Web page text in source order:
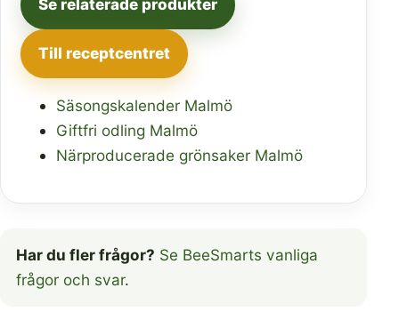
Se relaterade produkter
Till receptcentret
Säsongskalender Malmö
Giftfri odling Malmö
Närproducerade grönsaker Malmö
Har du fler frågor? Se BeeSmarts vanliga
frågor och svar.